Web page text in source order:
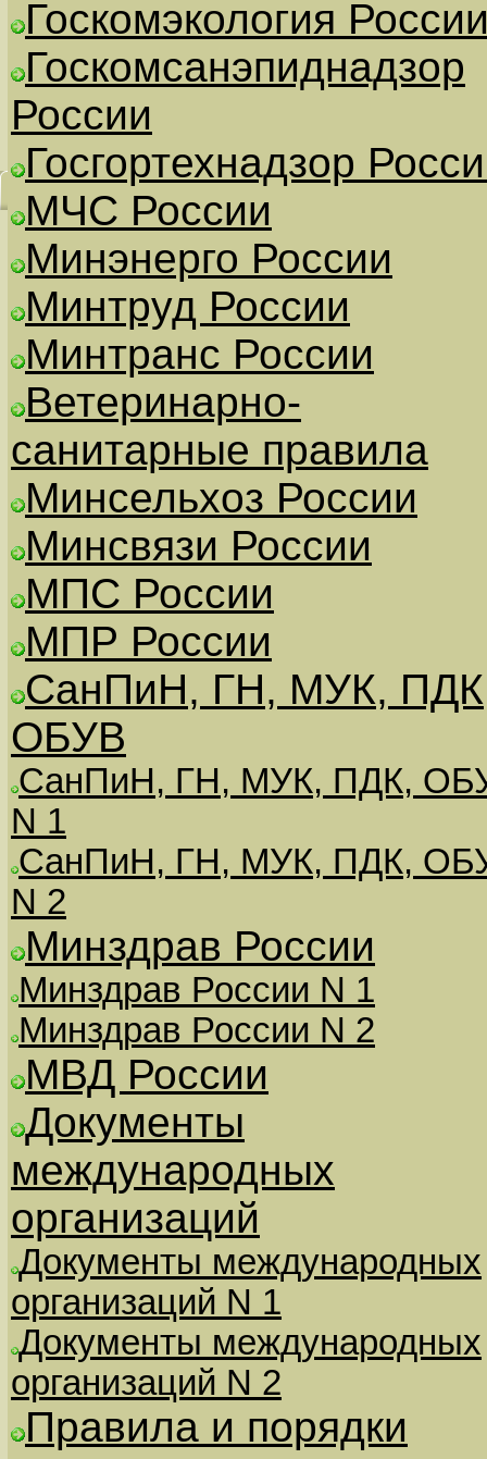
Госкомэкология
Госкомсанэпиднадзор
России
Госгортехнадзор
МЧС России
Минэнерго России
Минтруд России
Минтранс России
Ветеринарно-
санитарные правила
Минсельхоз России
Минсвязи России
МПС России
МПР России
СанПиН, ГН, МУК,
ОБУВ
СанПиН, ГН, МУК, ПДК,
N 1
СанПиН, ГН, МУК, ПДК,
N 2
Минздрав России
Минздрав России N 1
Минздрав России N 2
МВД России
Документы
международных
организаций
Документы международных
организаций N 1
Документы международных
организаций N 2
Правила и порядки